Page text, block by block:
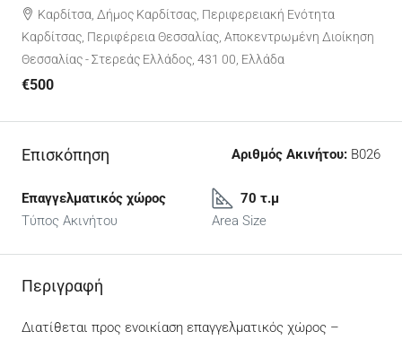
Καρδίτσα, Δήμος Καρδίτσας, Περιφερειακή Ενότητα
Καρδίτσας, Περιφέρεια Θεσσαλίας, Αποκεντρωμένη Διοίκηση
Θεσσαλίας - Στερεάς Ελλάδος, 431 00, Ελλάδα
€500
Επισκόπηση Αριθμός Ακινήτου: Β026
Επαγγελματικός χώρος
Τύπος Ακινήτου
70 τ.μ
Area Size
Περιγραφή
Διατίθεται προς ενοικίαση επαγγελματικός χώρος –